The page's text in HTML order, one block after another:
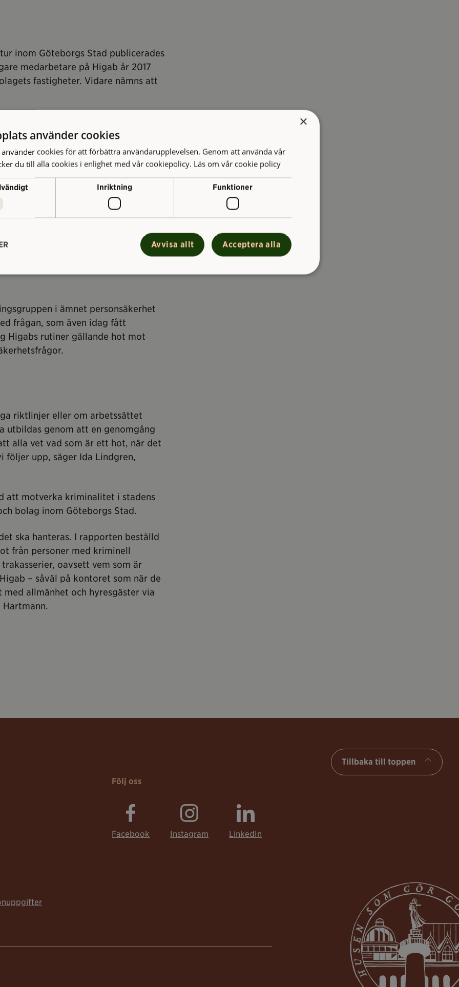
inom Göteborgs Stad publicerades
medarbetare på Higab år 2017
fastigheter. Vidare nämns att
problem eller handlar det
tystnadskultur och har idag
de känt sig felaktigt behandlade
någon tystnadskultur på
till mig i samtal eller i
Tvärtom, vårt HME (hållbart
chefer får höga betyg – inte
i ämnet personsäkerhet
frågan, som även idag fått
Higabs rutiner gällande hot mot
riktlinjer eller om arbetssättet
utbildas genom att en genomgång
alla vet vad som är ett hot, när det
följer upp, säger Ida Lindgren,
att motverka kriminalitet i stadens
bolag inom Göteborgs Stad.
ska hanteras. I rapporten beställd
från personer med kriminell
oavsett vem som är
– såväl på kontoret som när de
allmänhet och hyresgäster via
Tillbaka till toppen
Följ oss
Facebook Instagram LinkedIn
×
använder cookies
cookies för att förbättra användarupplevelsen. Genom att använda vår
du till alla cookies i enlighet med vår cookiepolicy. Läs om vår cookie policy
Inriktning Funktioner
Acceptera alla
Avvisa allt